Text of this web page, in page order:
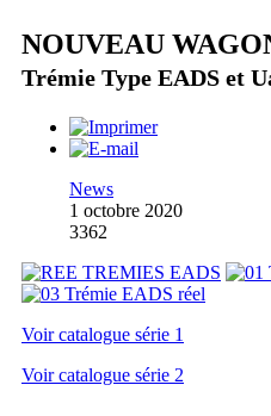
NOUVEAU
Trémie Type EADS et
News
1 octobre 2020
3362
Voir catalogue série 1
Voir catalogue série 2